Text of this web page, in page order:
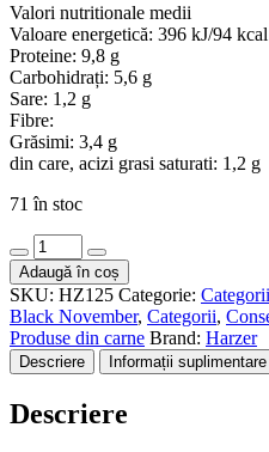
Valori nutritionale medii
Valoare energetică: 396 kJ/94 kcal
Proteine: 9,8 g
Carbohidrați: 5,6 g
Sare: 1,2 g
Fibre:
Grăsimi: 3,4 g
din care, acizi grasi saturati: 1,2 g
71 în stoc
Cantitate
Gulas
de
porc
in
sos
brun,
400g
Adaugă în coș
SKU: HZ125 Categorie: Categorii
Black November, Categorii,
Produse din carne Brand: Harzer
Descriere Informații suplimentare
Descriere